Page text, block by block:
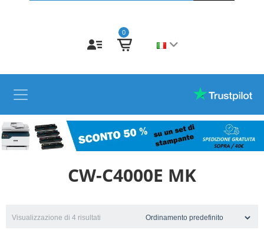
0
CW-C4000E MK
Visualizzazione di 4 risultati